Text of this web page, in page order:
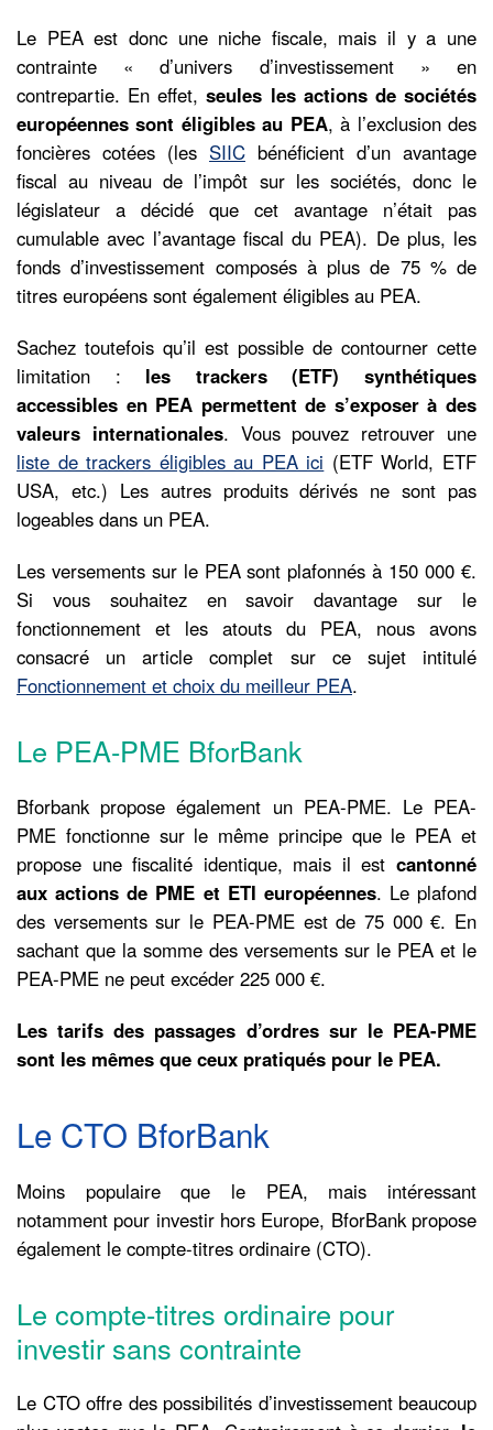
Le PEA est donc une niche fiscale, mais il y a une
contrainte « d’univers d’investissement » en
contrepartie. En effet,seules les actions de sociétés
européennes sont éligibles au PEA, à l’exclusion des
foncières cotées (les SIIC bénéficient d’un avantage
fiscal au niveau de l’impôt sur les sociétés, donc le
législateur a décidé que cet avantage n’était pas
cumulable avec l’avantage fiscal du PEA). De plus, les
fonds d’investissement composés à plus de 75 % de
titres européens sont également éligibles au PEA.
Sachez toutefois qu’il est possible de contourner cette
limitation : les trackers (ETF) synthétiques
accessibles en PEA permettent de s’exposer à des
valeurs internationales. Vous pouvez retrouver une
liste de trackers éligibles au PEA ici (ETF World, ETF
USA, etc.) Les autres produits dérivés ne sont pas
logeables dans un PEA.
Les versements sur le PEA sont plafonnés à 150 000 €.
Si vous souhaitez en savoir davantage sur le
fonctionnement et les atouts du PEA, nous avons
consacré un article complet sur ce sujet intitulé
Fonctionnement et choix du meilleur PEA.
Le PEA-PME BforBank
Bforbank propose également un PEA-PME. Le PEA-
PME fonctionne sur le même principe que le PEA et
propose une fiscalité identique, mais il est cantonné
aux actions de PME et ETI européennes. Le plafond
des versements sur le PEA-PME est de 75 000 €. En
sachant que la somme des versements sur le PEA et le
PEA-PME ne peut excéder 225 000 €.
Les tarifs des passages d’ordres sur le PEA-PME
sont les mêmes que ceux pratiqués pour le PEA.
Le CTO BforBank
Moins populaire que le PEA, mais intéressant
notamment pour investir hors Europe, BforBank propose
également le compte-titres ordinaire (CTO).
Le compte-titres ordinaire pour
investir sans contrainte
Le CTO offre des possibilités d’investissement beaucoup